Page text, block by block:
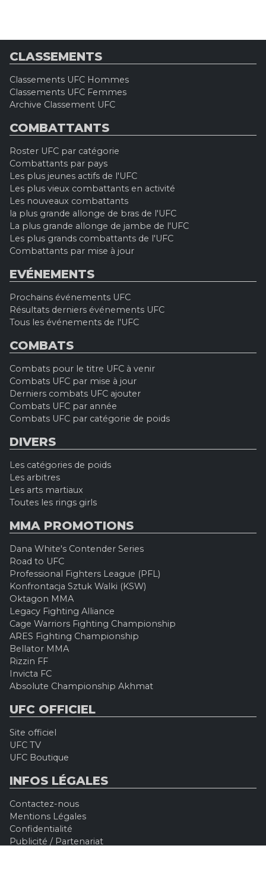
CLASSEMENTS
Classements UFC Hommes
Classements UFC Femmes
Archive Classement UFC
COMBATTANTS
Roster UFC par catégorie
Combattants par pays
Les plus jeunes actifs de l'UFC
Les plus vieux combattants en activité
Les nouveaux combattants
la plus grande allonge de bras de l'UFC
La plus grande allonge de jambe de l'UFC
Les plus grands combattants de l'UFC
Combattants par mise à jour
EVÉNEMENTS
Prochains événements UFC
Résultats derniers événements UFC
Tous les événements de l'UFC
COMBATS
Combats pour le titre UFC à venir
Combats UFC par mise à jour
Derniers combats UFC ajouter
Combats UFC par année
Combats UFC par catégorie de poids
DIVERS
Les catégories de poids
Les arbitres
Les arts martiaux
Toutes les rings girls
MMA PROMOTIONS
Dana White's Contender Series
Road to UFC
Professional Fighters League (PFL)
Konfrontacja Sztuk Walki (KSW)
Oktagon MMA
Legacy Fighting Alliance
Cage Warriors Fighting Championship
ARES Fighting Championship
Bellator MMA
Rizzin FF
Invicta FC
Absolute Championship Akhmat
UFC OFFICIEL
Site officiel
UFC TV
UFC Boutique
INFOS LÉGALES
Contactez-nous
Mentions Légales
Confidentialité
Publicité / Partenariat